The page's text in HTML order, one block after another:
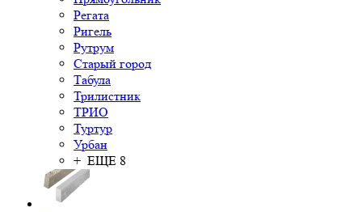
Регата
Ригель
Рутрум
Старый город
Табула
Трилистник
ТРИО
Туртур
Урбан
+ ЕЩЕ 8